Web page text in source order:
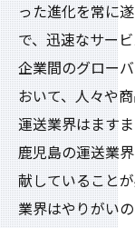
った進化を常に
で、迅速なサー
企業間のグロー
おいて、人々や
運送業界はます
鹿児島の運送業
献していること
業界はやりがい